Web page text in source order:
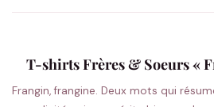
T-shirts Frères & Soeurs «
Frangin, frangine. Deux mots qui